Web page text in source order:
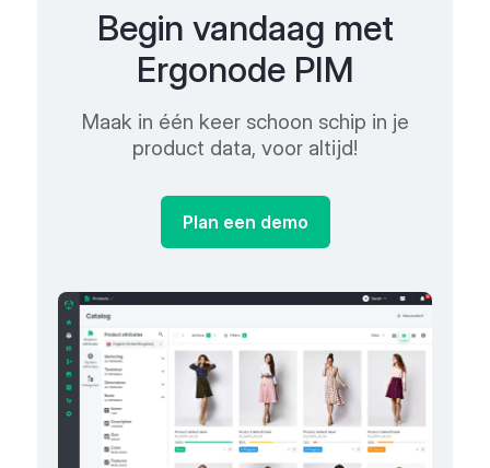
Begin vandaag met
Ergonode PIM
Maak in één keer schoon schip in je
product data, voor altijd!
Plan een demo